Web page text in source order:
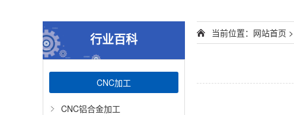
行业百科
CNC加工
CNC铝合金加工
当前位置： 网站首页 >